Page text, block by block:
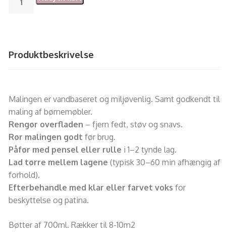
Produktbeskrivelse
Malingen er vandbaseret og miljøvenlig. Samt godkendt til
maling af børnemøbler.
Rengør overfladen – fjern fedt, støv og snavs.
Rør malingen godt før brug.
Påfør med pensel eller rulle i 1–2 tynde lag.
Lad tørre mellem lagene (typisk 30–60 min afhængig af
forhold).
Efterbehandle med klar eller farvet voks for
beskyttelse og patina.
Bøtter af 700ml. Rækker til 8-10m2